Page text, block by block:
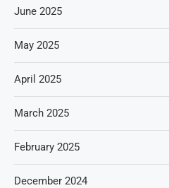
June 2025
May 2025
April 2025
March 2025
February 2025
December 2024